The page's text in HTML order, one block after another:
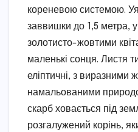
кореневою системою.
заввишки до 1,5 метра,
золотисто-жовтими
маленькі сонця. Листя
еліптичні, з виразними
намальованими
скарб ховається під
розгалужений корінь,